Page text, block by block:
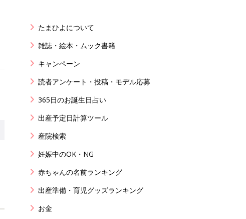
たまひよについて
雑誌・絵本・ムック書籍
キャンペーン
読者アンケート・投稿・モデル応募
365日のお誕生日占い
出産予定日計算ツール
産院検索
妊娠中のOK・NG
赤ちゃんの名前ランキング
出産準備・育児グッズランキング
お金